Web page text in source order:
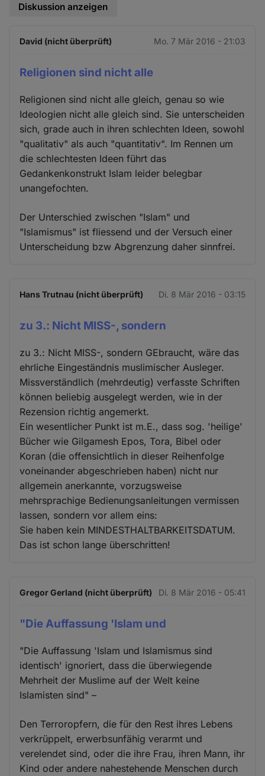
Diskussion anzeigen
David (nicht überprüft) Mo. 7 Mär 2016 - 21:03
Religionen sind nicht alle
Religionen sind nicht alle gleich, genau so wie
Ideologien nicht alle gleich sind. Sie unterscheiden
sich, grade auch in ihren schlechten Ideen, sowohl
"qualitativ" als auch "quantitativ". Im Rennen um
die schlechtesten Ideen führt das
Gedankenkonstrukt Islam leider belegbar
unangefochten.
Der Unterschied zwischen "Islam" und
"Islamismus" ist fliessend und der Versuch einer
Unterscheidung bzw Abgrenzung daher sinnfrei.
Hans Trutnau (nicht überprüft) Di. 8 Mär 2016 - 03:15
zu 3.: Nicht MISS-, sondern
zu 3.: Nicht MISS-, sondern GEbraucht, wäre das
ehrliche Eingeständnis muslimischer Ausleger.
Missverständlich (mehrdeutig) verfasste Schriften
können beliebig ausgelegt werden, wie in der
Rezension richtig angemerkt.
Ein wesentlicher Punkt ist m.E., dass sog. 'heilige'
Bücher wie Gilgamesh Epos, Tora, Bibel oder
Koran (die offensichtlich in dieser Reihenfolge
voneinander abgeschrieben haben) nicht nur
allgemein anerkannte, vorzugsweise
mehrsprachige Bedienungsanleitungen vermissen
lassen, sondern vor allem eins:
Sie haben kein MINDESTHALTBARKEITSDATUM.
Das ist schon lange überschritten!
Gregor Gerland (nicht überprüft) Di. 8 Mär 2016 - 05:41
"Die Auffassung 'Islam und
"Die Auffassung 'Islam und Islamismus sind
identisch' ignoriert, dass die überwiegende
Mehrheit der Muslime auf der Welt keine
Islamisten sind" –
Den Terroropfern, die für den Rest ihres Lebens
verkrüppelt, erwerbsunfähig verarmt und
verelendet sind, oder die ihre Frau, ihren Mann, ihr
Kind oder andere nahestehende Menschen durch